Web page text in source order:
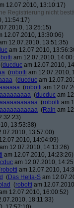
12.07.2010, 13:10:17)
Registrierung nicht
11:54:17)
13:25:15)
12.07.2010, 13:30:06)
12.07.2010, 13:51:35)
am 12.07.2010,
am 12.07.2010,
(ducduc am 12.07.2010,
(robotti am 12.07.2010,
(ducduc am
(robotti am
(ducduc am
(robotti am
(Rain am
13:53:38)
13:57:00)
14:04:09)
am 12.07.2010, 14:13:26)
am 12.07.2010, 14:23:26)
am 12.07.2010,
robotti am 12.07.2010,
(Das Hella-S am
(robotti am
12.07.2010, 16:00:52)
18:11:33)